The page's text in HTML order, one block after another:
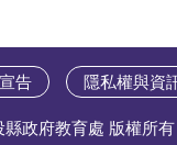
告 隱私權與資
縣政府教育處 版權所有